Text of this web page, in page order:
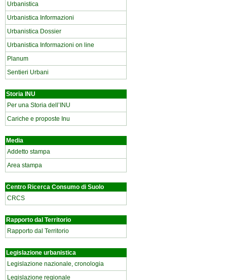
Urbanistica
Urbanistica Informazioni
Urbanistica Dossier
Urbanistica Informazioni on line
Planum
Sentieri Urbani
Storia INU
Per una Storia dell’INU
Cariche e proposte Inu
Media
Addetto stampa
Area stampa
Centro Ricerca Consumo di Suolo
CRCS
Rapporto dal Territorio
Rapporto dal Territorio
Legislazione urbanistica
Legislazione nazionale, cronologia
Legislazione regionale